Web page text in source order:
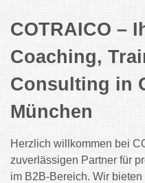
COTRAICO –
Coaching,
Consulting in
München
Herzlich willkommen bei
zuverlässigen Partner für
im B2B-Bereich. Wir